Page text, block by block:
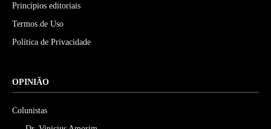
Princípios editoriais
Termos de Uso
Política de Privacidade
OPINIÃO
Colunistas